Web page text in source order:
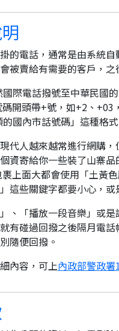
的電話，通常是由系統
被賣給有需要的客戶，
際電話撥號至中華民國
開頭帶+號，如+2、
國內市話號碼」這種格式
代人越來越常進行網購
資寄給你一些裝了山寨
上面大都會使用「土黃
這些關鍵字都要小心，
」、「播放一段音樂」或
有碰過回撥之後隔月電
隨便回撥。
內容，可上內政部警政